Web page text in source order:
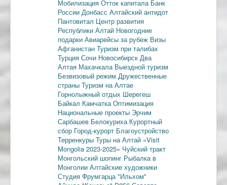
Мобилизация Отток капитала Банк
России Донбасс Алтайский антидот
Пантовитал Центр развития
Республики Алтай Новогодние
подарки Авиарейсы за рубеж Визы
Афганистан Туризм при талибах
Турция Сочи Новосибирск Два
Алтая Махачкала Выездной туризм
Безвизовый режим Дружественные
страны Туризм на Алтае
Горнолыжный отдых Шерегеш
Байкал Камчатка Оптимизация
Национальные проекты Эрчим
Сарбашев Белокуриха Курортный
сбор Город-курорт Благоустройство
Терренкуры Туры на Алтай «Visit
Mongolia 2023-2025» Чуйский тракт
Монгольский шопинг Рыбалка в
Монголии Алтайские художники
Студия Фрумгарца "Ильхом"